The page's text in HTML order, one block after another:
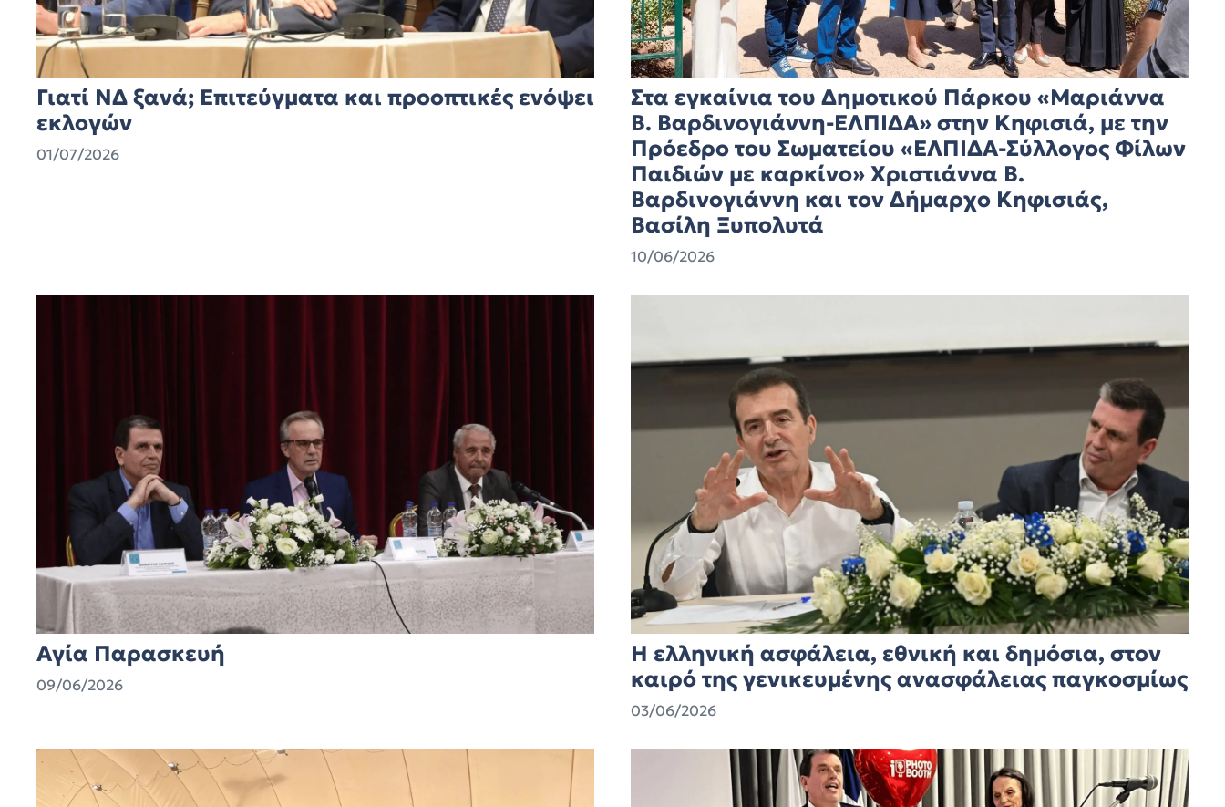
Γιατί ΝΔ ξανά; Επιτεύγματα και προοπτικές ενόψει
εκλογών
01/07/2026
Στα εγκαίνια του Δημοτικού Πάρκου «Μαριάννα
Β. Βαρδινογιάννη-ΕΛΠΙΔΑ» στην Κηφισιά, με την
Πρόεδρο του Σωματείου «ΕΛΠΙΔΑ-Σύλλογος Φίλων
Παιδιών με καρκίνο» Χριστιάννα Β.
Βαρδινογιάννη και τον Δήμαρχο Κηφισιάς,
Βασίλη Ξυπολυτά
10/06/2026
Αγία Παρασκευή
09/06/2026
Η ελληνική ασφάλεια, εθνική και δημόσια, στον
καιρό της γενικευμένης ανασφάλειας παγκοσμίως
03/06/2026